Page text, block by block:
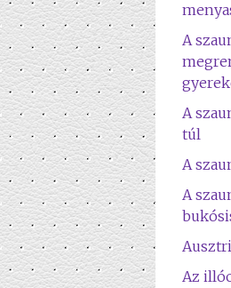
A
A
túl
A
A
Az